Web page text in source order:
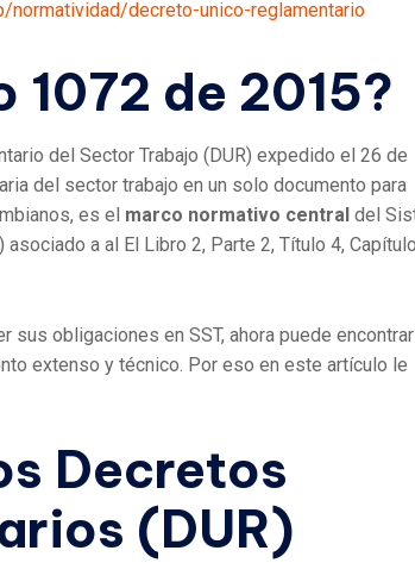
normatividad/decreto-unico-reglamentario
1072 de 2015?
del Sector Trabajo (DUR) expedido el 26 de
del sector trabajo en un solo documento para
es el marco normativo central del
asociado a al El Libro 2, Parte 2, Título 4,
obligaciones en SST, ahora puede
extenso y técnico. Por eso en este artículo le
Decretos
(DUR)